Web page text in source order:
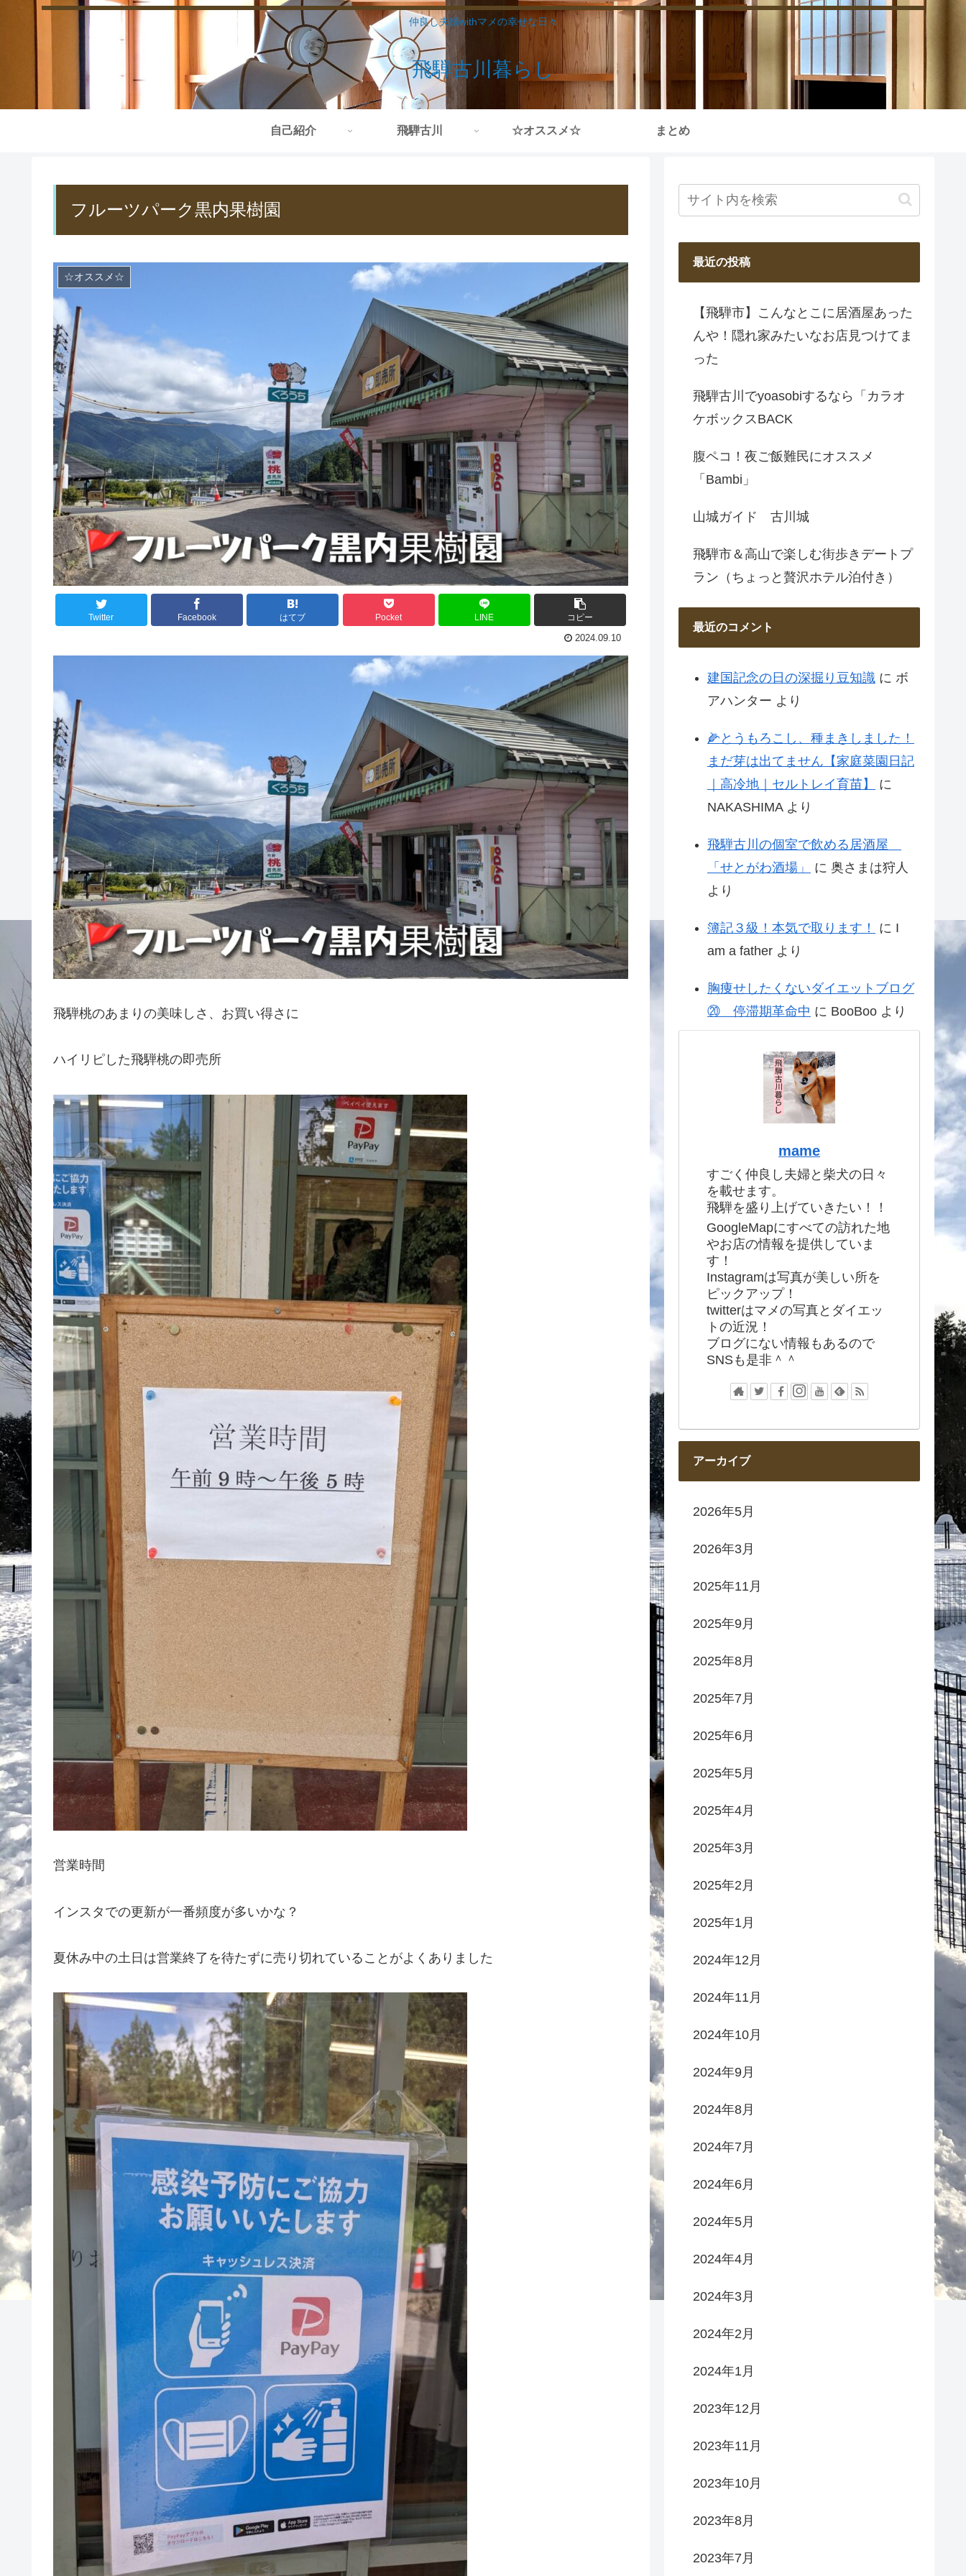
仲良し夫婦withマメの幸せな日々
飛騨古川暮らし
自己紹介 飛騨古川 ☆オススメ☆ まとめ
フルーツパーク黒内果樹園
☆オススメ☆
Twitter Facebook はてブ Pocket LINE コピー
2024.09.10
飛騨桃のあまりの美味しさ、お買い得さに
ハイリピした飛騨桃の即売所
営業時間
インスタでの更新が一番頻度が多いかな？
夏休み中の土日は営業終了を待たずに売り切れていることがよくありました
最近の投稿
【飛騨市】こんなとこに居酒屋あった
んや！隠れ家みたいなお店見つけてま
った
飛騨古川でyoasobiするなら「カラオ
ケボックスBACK
腹ペコ！夜ご飯難民にオススメ
「Bambi」
山城ガイド 古川城
飛騨市＆高山で楽しむ街歩きデートプ
ラン（ちょっと贅沢ホテル泊付き）
最近のコメント
建国記念の日の深掘り豆知識 に ボ
アハンター より
🌽とうもろこし、種まきしました！
まだ芽は出てません【家庭菜園日記
｜高冷地｜セルトレイ育苗】
に
NAKASHIMAより
飛騨古川の個室で飲める居酒屋
「せとがわ酒場」
に 奥さまは狩人
より
簿記３級！本気で取ります！ に I
am a father より
胸痩せしたくないダイエットブログ
⑳ 停滞期革命中 に BooBoo より
mame
すごく仲良し夫婦と柴犬の日々
を載せます。
飛騨を盛り上げていきたい！！
GoogleMapにすべての訪れた地
やお店の情報を提供していま
す！
Instagramは写真が美しい所を
ピックアップ！
twitterはマメの写真とダイエッ
トの近況！
ブログにない情報もあるので
SNSも是非＾＾
アーカイブ
2026年5月
2026年3月
2025年11月
2025年9月
2025年8月
2025年7月
2025年6月
2025年5月
2025年4月
2025年3月
2025年2月
2025年1月
2024年12月
2024年11月
2024年10月
2024年9月
2024年8月
2024年7月
2024年6月
2024年5月
2024年4月
2024年3月
2024年2月
2024年1月
2023年12月
2023年11月
2023年10月
2023年8月
2023年7月